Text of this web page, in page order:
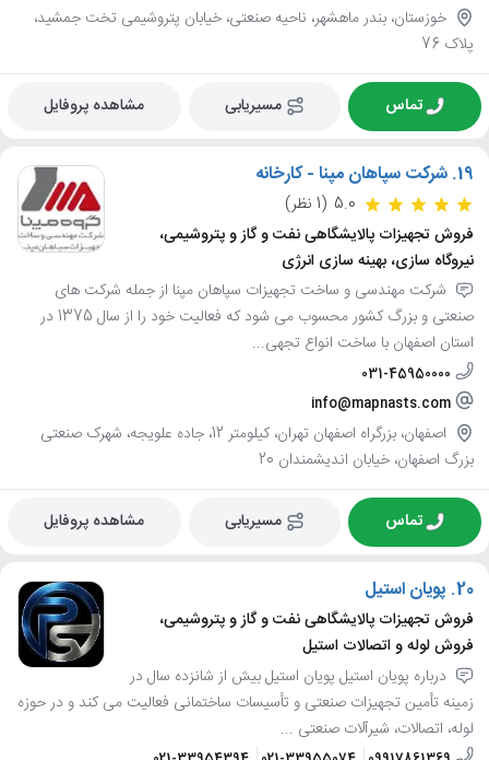
خوزستان، بندر ماهشهر، ناحیه صنعتی، خیابان پتروشیمی تخت جمشید،
پلاک 76
تماس مسیریابی مشاهده پروفایل
19. شرکت سپاهان مپنا - کارخانه
5.0 (1 نظر)
فروش تجهیزات پالایشگاهی نفت و گاز و پتروشیمی،
نیروگاه سازی، بهینه سازی انرژی
شرکت مهندسی و ساخت تجهیزات سپاهان مپنا از جمله شرکت های
صنعتی و بزرگ کشور محسوب می شود که فعالیت خود را از سال 1375 در
استان اصفهان با ساخت انواع تجهی...
031-45950000
info@mapnasts.com
اصفهان، بزرگراه اصفهان تهران، کیلومتر 12، جاده علویجه، شهرک صنعتی
بزرگ اصفهان، خیابان اندیشمندان 20
تماس مسیریابی مشاهده پروفایل
20. پویان استیل
فروش تجهیزات پالایشگاهی نفت و گاز و پتروشیمی،
فروش لوله و اتصالات استیل
درباره پویان استیل پویان استیل بیش از شانزده سال در
زمینه تأمین تجهیزات صنعتی و تأسیسات ساختمانی فعالیت می کند و در حوزه
لوله، اتصالات، شیرآلات صنعتی ...